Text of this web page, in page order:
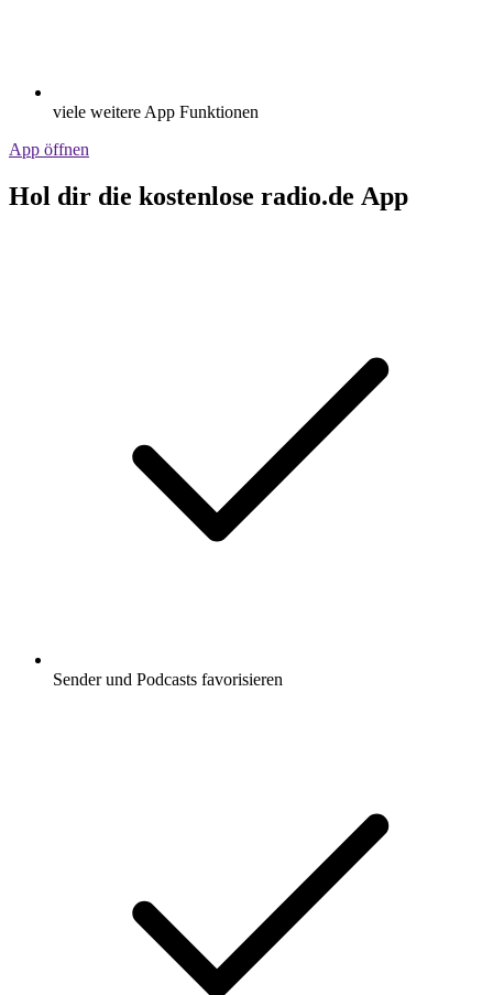
viele weitere App Funktionen
App öffnen
Hol dir die kostenlose radio.de App
Sender und Podcasts favorisieren